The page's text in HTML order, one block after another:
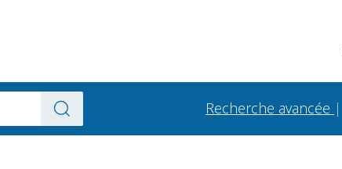
Recherche avancée |